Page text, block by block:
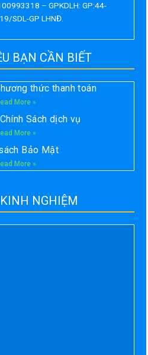
– GPKDLH: GP:44-
SDL-GP LHNĐ.
BẠN CẦN BIẾT
thức thanh toán
More »
Sách dịch vụ
More »
Bảo Mật
More »
NGHIỆM